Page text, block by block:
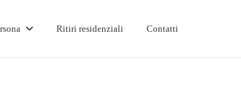
Ritiri residenziali Contatti